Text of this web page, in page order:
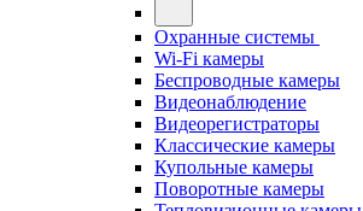
Охранные системы
Wi-Fi камеры
Беспроводные камеры
Видеонаблюдение
Видеорегистраторы
Классические камеры
Купольные камеры
Поворотные камеры